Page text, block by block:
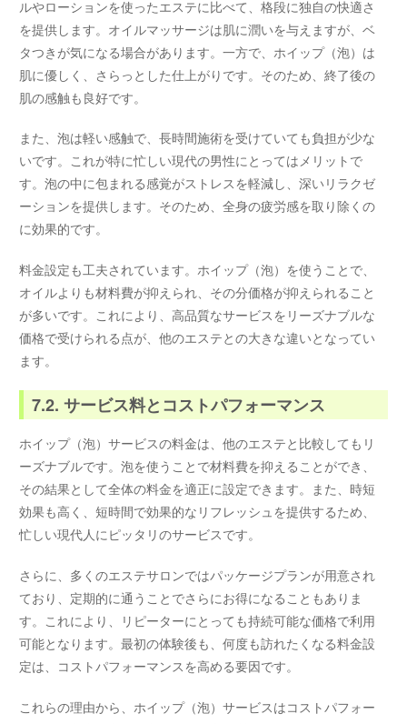
ルやローションを使ったエステに比べて、格段に独自の快適さ
を提供します。オイルマッサージは肌に潤いを与えますが、ベ
タつきが気になる場合があります。一方で、ホイップ（泡）は
肌に優しく、さらっとした仕上がりです。そのため、終了後の
肌の感触も良好です。
また、泡は軽い感触で、長時間施術を受けていても負担が少な
いです。これが特に忙しい現代の男性にとってはメリットで
す。泡の中に包まれる感覚がストレスを軽減し、深いリラクゼ
ーションを提供します。そのため、全身の疲労感を取り除くの
に効果的です。
料金設定も工夫されています。ホイップ（泡）を使うことで、
オイルよりも材料費が抑えられ、その分価格が抑えられること
が多いです。これにより、高品質なサービスをリーズナブルな
価格で受けられる点が、他のエステとの大きな違いとなってい
ます。
7.2. サービス料とコストパフォーマンス
ホイップ（泡）サービスの料金は、他のエステと比較してもリ
ーズナブルです。泡を使うことで材料費を抑えることができ、
その結果として全体の料金を適正に設定できます。また、時短
効果も高く、短時間で効果的なリフレッシュを提供するため、
忙しい現代人にピッタリのサービスです。
さらに、多くのエステサロンではパッケージプランが用意され
ており、定期的に通うことでさらにお得になることもありま
す。これにより、リピーターにとっても持続可能な価格で利用
可能となります。最初の体験後も、何度も訪れたくなる料金設
定は、コストパフォーマンスを高める要因です。
これらの理由から、ホイップ（泡）サービスはコストパフォー